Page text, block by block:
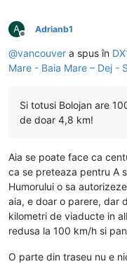
A
Deconectat
Adrianb1
@vancouver a spus în
Mare - Baia Mare – Dej -
Si totusi Bolojan are
de doar 4,8 km!
Aia se poate face ca
ca se preteaza pentru A
Humorului o sa
aia, e doar o parere, dar
kilometri de viaducte in
redusa la 100 km/h si
O parte din traseu nu e